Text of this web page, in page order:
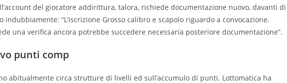
del giocatore addirittura, talora, richiede documentazione nuovo, davanti di
indubbiamente: “L’iscrizione Grosso calibro e scapolo riguardo a convocazione.
una verifica ancora potrebbe succedere necessaria posteriore documentazione”.
punti comp
abitualmente circa strutture di livelli ed sull’accumulo di punti. Lottomatica ha